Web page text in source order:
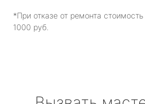
*При отказе от ремонта стоимость
1000 руб.